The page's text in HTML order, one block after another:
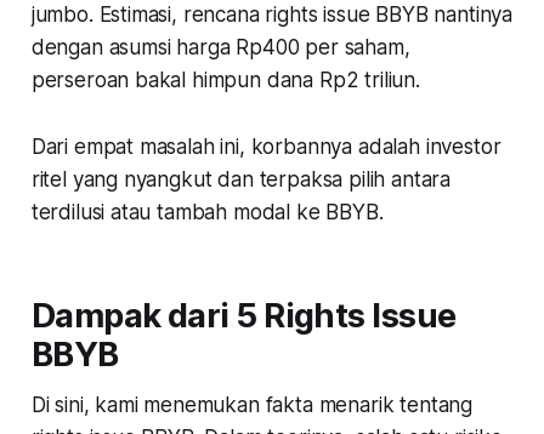
jumbo. Estimasi, rencana rights issue BBYB nantinya
dengan asumsi harga Rp400 per saham,
perseroan bakal himpun dana Rp2 triliun.
Dari empat masalah ini, korbannya adalah investor
ritel yang nyangkut dan terpaksa pilih antara
terdilusi atau tambah modal ke BBYB.
Dampak dari 5 Rights Issue
BBYB
Di sini, kami menemukan fakta menarik tentang